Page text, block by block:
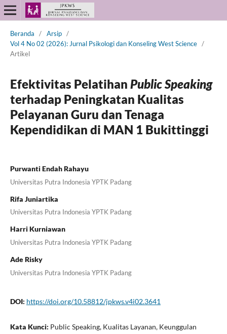
Beranda / Arsip /
Vol 4 No 02 (2026): Jurnal Psikologi dan Konseling West Science /
Artikel
Efektivitas Pelatihan Public Speaking
terhadap Peningkatan Kualitas
Pelayanan Guru dan Tenaga
Kependidikan di MAN 1 Bukittinggi
Purwanti Endah Rahayu
Universitas Putra Indonesia YPTK Padang
Rifa Juniartika
Universitas Putra Indonesia YPTK Padang
Harri Kurniawan
Universitas Putra Indonesia YPTK Padang
Ade Risky
Universitas Putra Indonesia YPTK Padang
DOI: https://doi.org/10.58812/jpkws.v4i02.3641
Kata Kunci: Public Speaking, Kualitas Layanan, Keunggulan